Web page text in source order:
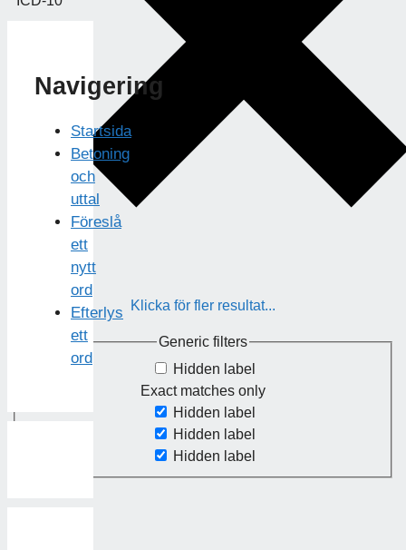
Klicka för fler resultat...
Generic filters
Hidden label
Exact matches only
Hidden label
Hidden label
Hidden label
Navigering
Startsida
Betoning
och
uttal
Föreslå
ett
nytt
ord
Efterlys
ett
ord